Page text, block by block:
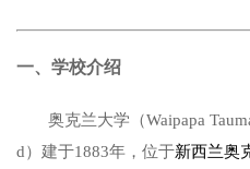
一、学校介绍
奥克兰大学（Waipapa
d）建于1883年，位于新西兰奥